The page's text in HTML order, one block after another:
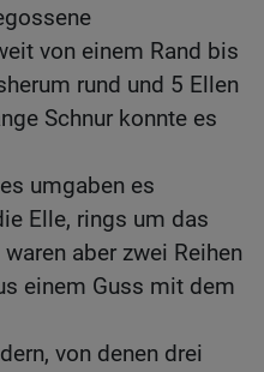
von einem Rand bis
rund und 5 Ellen
Schnur konnte es
umgaben es
Elle, rings um das
aber zwei Reihen
einem Guss mit dem
von denen drei